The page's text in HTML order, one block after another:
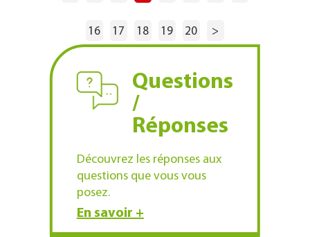
16 17 18 19 20 >
Questions
/
Réponses
Découvrez les réponses aux
questions que vous vous
posez.
En savoir +